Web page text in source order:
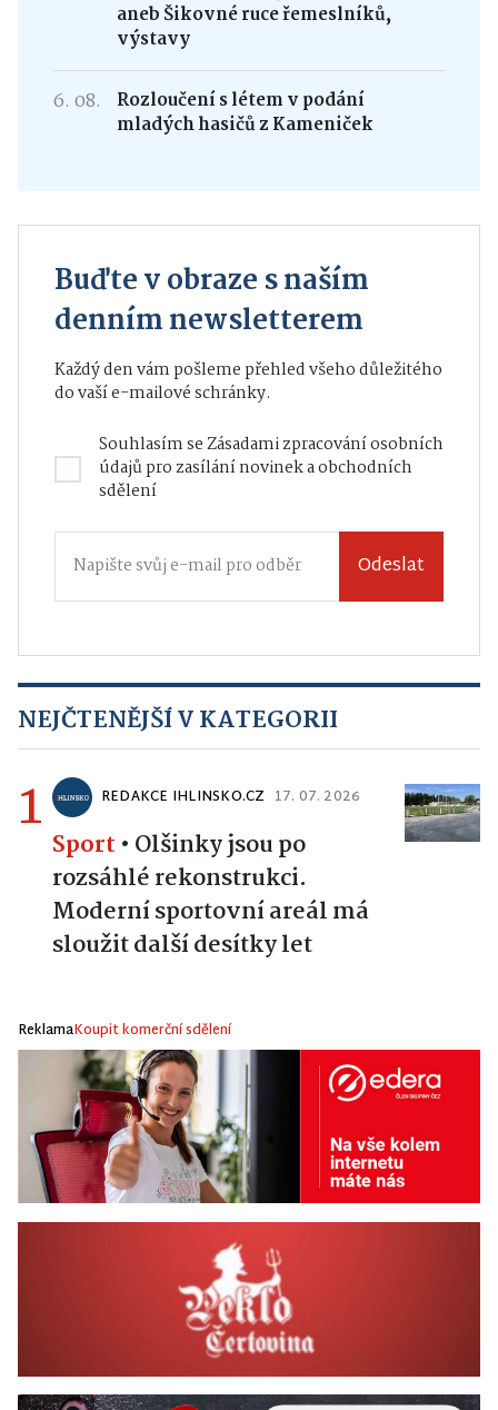
aneb Šikovné ruce řemeslníků,
výstavy
6. 08.
Rozloučení s létem v podání
mladých hasičů z Kameniček
Buďte v obraze s naším
denním newsletterem
Každý den vám pošleme přehled všeho důležitého
do vaší e-mailové schránky.
Souhlasím seZásadami zpracování osobních
údajůpro zasílání novinek a obchodních
sdělení
Odeslat
NEJČTENĚJŠÍ V KATEGORII
1 REDAKCE IHLINSKO.CZ 17. 07. 2026
Sport • Olšinky jsou po
rozsáhlé rekonstrukci.
Moderní sportovní areál má
sloužit další desítky let
ReklamaKoupit komerční sdělení